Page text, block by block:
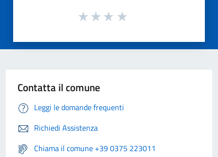
Contatta il comune
Leggi le domande frequenti
Richiedi Assistenza
Chiama il comune +39 0375 223011